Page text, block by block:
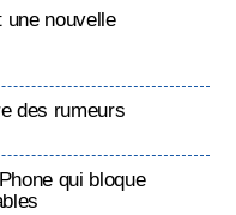
une nouvelle
des rumeurs
qui bloque